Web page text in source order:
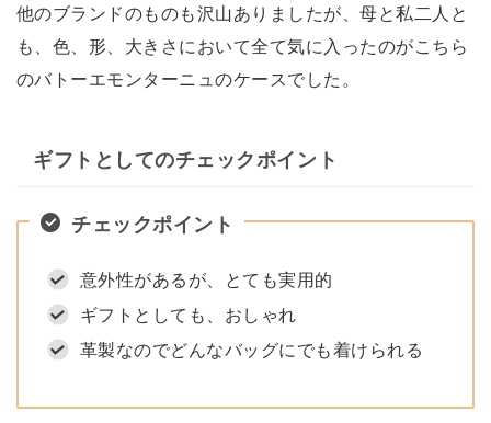
他のブランドのものも沢山ありましたが、母と私二人と
も、色、形、大きさにおいて全て気に入ったのがこちら
のバトーエモンターニュのケースでした。
ギフトとしてのチェックポイント
チェックポイント
意外性があるが、とても実用的
ギフトとしても、おしゃれ
革製なのでどんなバッグにでも着けられる